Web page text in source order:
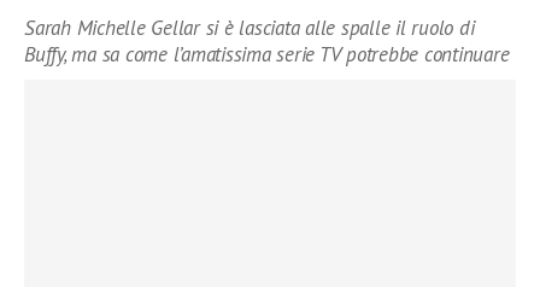
Sarah Michelle Gellar si è lasciata alle spalle il ruolo di
Buffy, ma sa come l’amatissima serie TV potrebbe continuare